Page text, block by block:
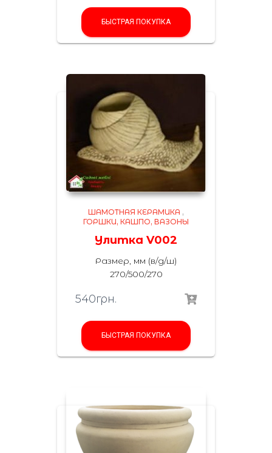
БЫСТРАЯ ПОКУПКА
ШАМОТНАЯ КЕРАМИКА ,
ГОРШКИ, КАШПО, ВАЗОНЫ
Улитка V002
Размер, мм (в/д/ш)
270/500/270
540грн.
БЫСТРАЯ ПОКУПКА